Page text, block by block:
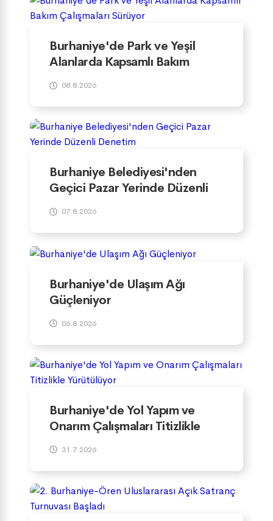
Burhaniye'de Park ve Yeşil
Alanlarda Kapsamlı Bakım
Çalışmaları Sürüyor
08.8.2026
Burhaniye Belediyesi'nden
Geçici Pazar Yerinde Düzenli
Denetim
07.8.2026
Burhaniye'de Ulaşım Ağı
Güçleniyor
06.8.2026
Burhaniye'de Yol Yapım ve
Onarım Çalışmaları Titizlikle
Yürütülüyor
31.7.2026